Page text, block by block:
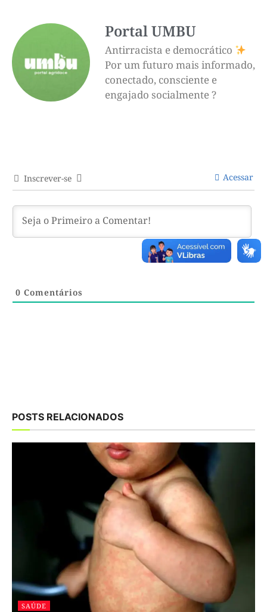
Portal UMBU
Antirracista e democrático
Por um futuro mais informado,
conectado, consciente e
engajado socialmente ?
Inscrever-se Acessar
0 Comentários
POSTS RELACIONADOS
SAÚDE